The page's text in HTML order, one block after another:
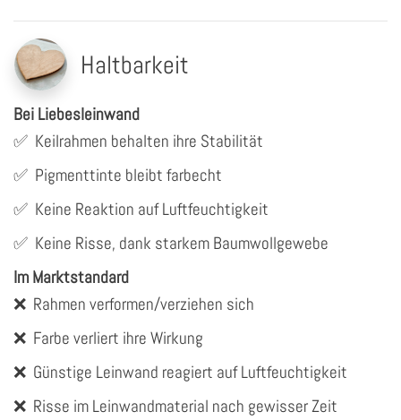
Haltbarkeit
Bei Liebesleinwand
✅ Keilrahmen behalten ihre Stabilität
✅ Pigmenttinte bleibt farbecht
✅ Keine Reaktion auf Luftfeuchtigkeit
✅ Keine Risse, dank starkem Baumwollgewebe
Im Marktstandard
❌ Rahmen verformen/verziehen sich
❌ Farbe verliert ihre Wirkung
❌ Günstige Leinwand reagiert auf Luftfeuchtigkeit
❌ Risse im Leinwandmaterial nach gewisser Zeit